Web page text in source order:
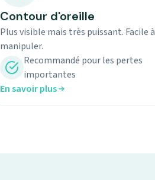
Contour d'oreille
Plus visible mais très puissant. Facile à
manipuler.
Recommandé pour les pertes
importantes
En savoir plus